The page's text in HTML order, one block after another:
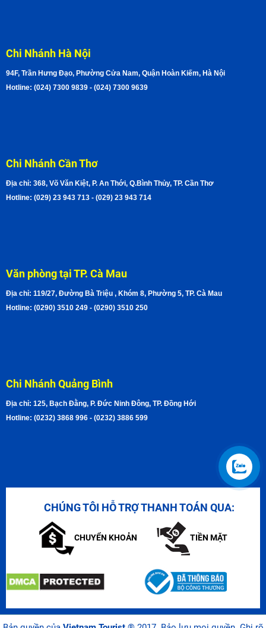
Chi Nhánh Hà Nội
94F, Trần Hưng Đạo, Phường Cửa Nam, Quận Hoàn Kiếm, Hà Nội
Hotline: (024) 7300 9839 - (024) 7300 9639
Chi Nhánh Cần Thơ
Địa chỉ: 368, Võ Văn Kiệt, P. An Thới, Q.Bình Thủy, TP. Cần Thơ
Hotline: (029) 23 943 713 - (029) 23 943 714
Văn phòng tại TP. Cà Mau
Địa chỉ: 119/27, Đường Bà Triệu , Khóm 8, Phường 5, TP. Cà Mau
Hotline: (0290) 3510 249 - (0290) 3510 250
Chi Nhánh Quảng Bình
Địa chỉ: 125, Bạch Đằng, P. Đức Ninh Đông, TP. Đồng Hới
Hotline: (0232) 3868 996 - (0232) 3886 599
CHÚNG TÔI HỖ TRỢ THANH TOÁN QUA:
CHUYỂN KHOẢN TIỀN MẶT